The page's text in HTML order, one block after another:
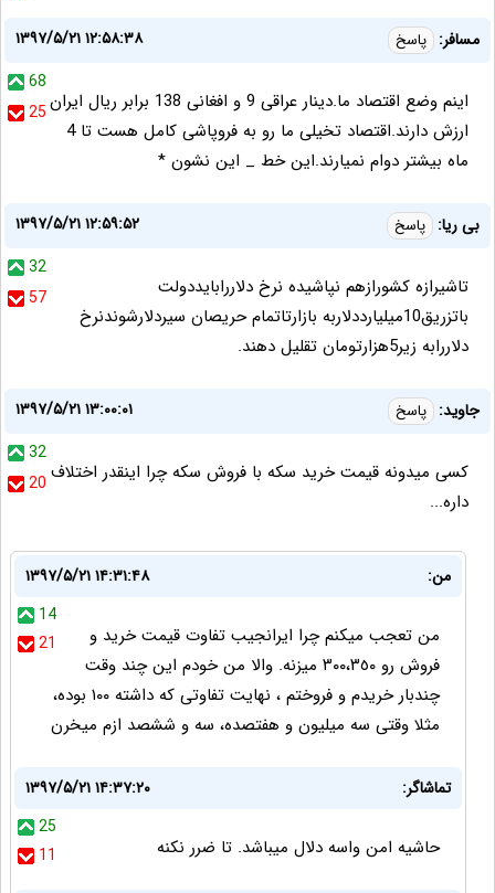
مسافر: پاسخ
۱۳۹۷/۵/۲۱ ۱۲:۵۸:۳۸
68
25اینم وضع اقتصاد ما.دینار عراقی 9 و افغانی 138 برابر ریال ایران
ارزش دارند.اقتصاد تخیلی ما رو به فروپاشی کامل هست تا 4
ماه بیشتر دوام نمیارند.این خط _ این نشون *
بی ریا: پاسخ
۱۳۹۷/۵/۲۱ ۱۲:۵۹:۵۲
32
57
تاشیرازه کشورازهم نپاشیده نرخ دلاررابایددولت
باتزریق10میلیارددلاربه بازارتاتمام حریصان سیردلارشوندنرخ
دلاررابه زیر5هزارتومان تقلیل دهند.
جاوید: پاسخ
۱۳۹۷/۵/۲۱ ۱۳:۰۰:۰۱
32
20 کسی میدونه قیمت خرید سکه با فروش سکه چرا اینقدر اختلاف
داره...
من:
۱۳۹۷/۵/۲۱ ۱۴:۳۱:۴۸
14
21
من تعجب ميكنم چرا ايرانجيب تفاوت قيمت خريد و
فروش رو ٣٠٠،٣٥٠ ميزنه. والا من خودم اين چند وقت
چندبار خريدم و فروختم ، نهايت تفاوتى كه داشته ١٠٠ بوده،
مثلا وقتى سه ميليون و هفتصده، سه و ششصد ازم ميخرن
تماشاگر:
۱۳۹۷/۵/۲۱ ۱۴:۳۷:۲۰
25
11
حاشیه امن واسه دلال میباشد. تا ضرر نکنه